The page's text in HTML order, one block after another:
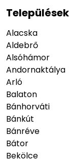
Települések
Alacska
Aldebrő
Alsóhámor
Andornaktálya
Arló
Balaton
Bánhorváti
Bánkút
Bánréve
Bátor
Bekölce